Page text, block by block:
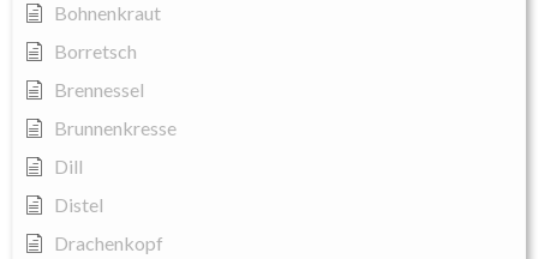
Bohnenkraut
Borretsch
Brennessel
Brunnenkresse
Dill
Distel
Drachenkopf